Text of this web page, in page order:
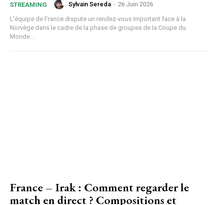
STREAMING Sylvain Sereda - 26 Juin 2026
L'équipe de France dispute un rendez-vous important face à la
Norvège dans le cadre de la phase de groupes de la Coupe du
Monde...
France – Irak : Comment regarder le
match en direct ? Compositions et